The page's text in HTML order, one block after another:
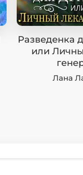
Разведенка
или
Лана